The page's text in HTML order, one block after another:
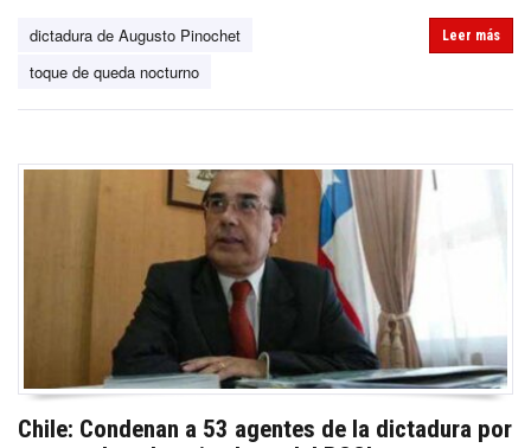
dictadura de Augusto Pinochet
toque de queda nocturno
Leer más
Chile: Condenan a 53 agentes de la dictadura por